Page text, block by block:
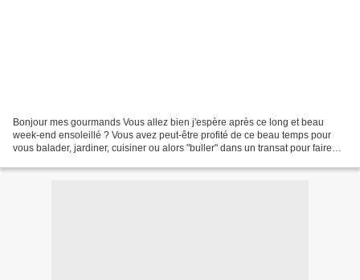
Bonjour mes gourmands Vous allez bien j'espère après ce long et beau
week-end ensoleillé ? Vous avez peut-être profité de ce beau temps pour
vous balader, jardiner, cuisiner ou alors "buller" dans un transat pour faire